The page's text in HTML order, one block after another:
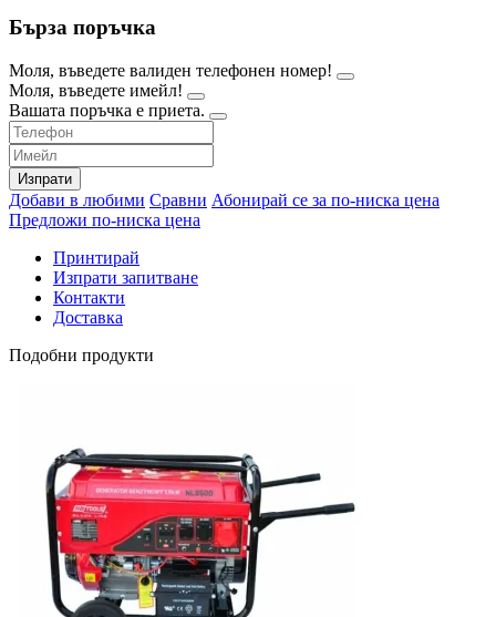
Бърза поръчка
Моля, въведете валиден телефонен номер!
Моля, въведете имейл!
Вашата поръчка е приета.
Изпрати
Добави в любими Сравни Абонирай се за по-ниска цена
Предложи по-ниска цена
Принтирай
Изпрати запитване
Контакти
Доставка
Подобни продукти